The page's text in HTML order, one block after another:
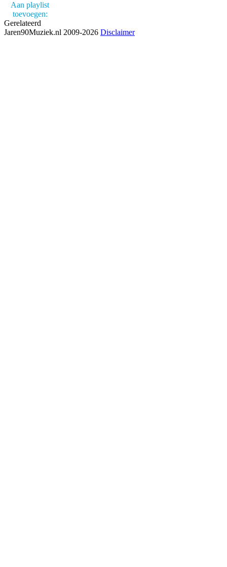
Aan playlist
toevoegen:
Gerelateerd
Jaren90Muziek.nl 2009-2026 Disclaimer